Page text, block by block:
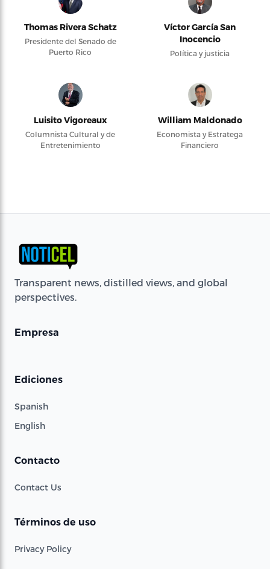
Thomas Rivera Schatz
Presidente del Senado de
Puerto Rico
Víctor García San
Inocencio
Política y justicia
Luisito Vigoreaux
Columnista Cultural y de
Entretenimiento
William Maldonado
Economista y Estratega
Financiero
Transparent news, distilled views, and global
perspectives.
Empresa
Ediciones
Spanish
English
Contacto
Contact Us
Términos de uso
Privacy Policy